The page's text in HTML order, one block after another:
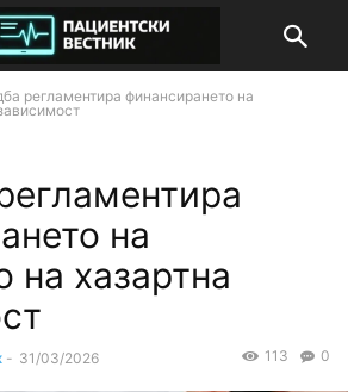
регламентира финансирането на
на
на хазартна
- 31/03/2026 0
113